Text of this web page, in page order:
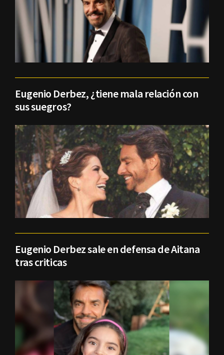
Eugenio Derbez, ¿tiene mala relación con
sus suegros?
Eugenio Derbez sale en defensa de Aitana
tras criticas